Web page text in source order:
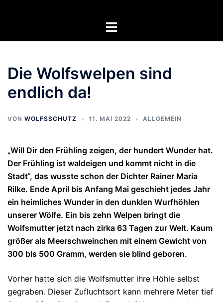
Menü
Die Wolfswelpen sind
endlich da!
VON WOLFSSCHUTZ 11. MAI 2022 ALLGEMEIN
„Will Dir den Frühling zeigen, der hundert Wunder hat.
Der Frühling ist waldeigen und kommt nicht in die
Stadt“, das wusste schon der Dichter Rainer Maria
Rilke. Ende April bis Anfang Mai geschieht jedes Jahr
ein heimliches Wunder in den dunklen Wurfhöhlen
unserer Wölfe. Ein bis zehn Welpen bringt die
Wolfsmutter jetzt nach zirka 63 Tagen zur Welt. Kaum
größer als Meerschweinchen mit einem Gewicht von
300 bis 500 Gramm, werden sie blind geboren.
Vorher hatte sich die Wolfsmutter ihre Höhle selbst
gegraben. Dieser Zufluchtsort kann mehrere Meter tief